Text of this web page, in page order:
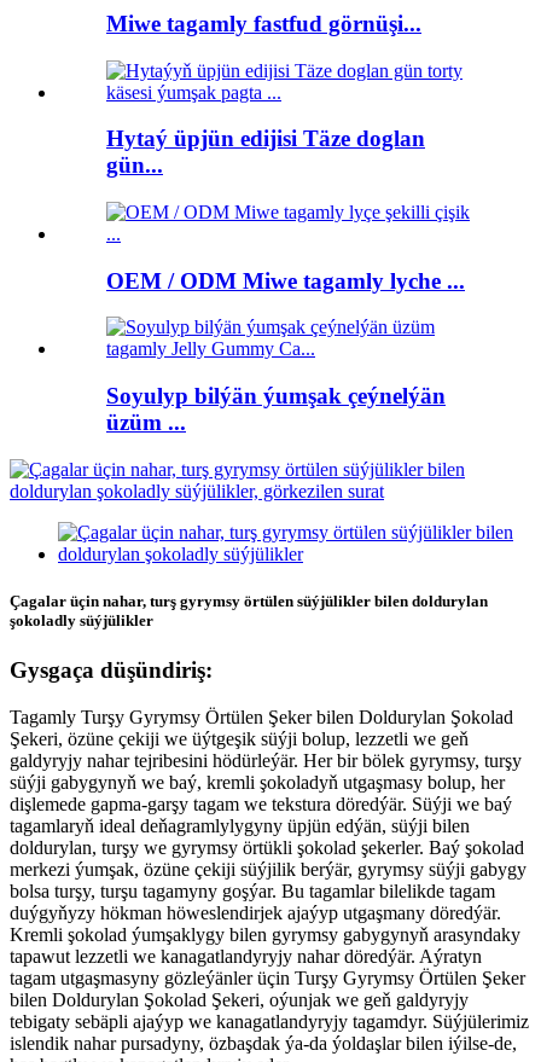
Miwe tagamly fastfud görnüşi...
Hytaý üpjün edijisi Täze doglan
gün...
OEM / ODM Miwe tagamly lyche ...
Soyulyp bilýän ýumşak çeýnelýän
üzüm ...
Çagalar üçin nahar, turş gyrymsy örtülen süýjülikler bilen doldurylan
şokoladly süýjülikler
Gysgaça düşündiriş:
Tagamly Turşy Gyrymsy Örtülen Şeker bilen Doldurylan Şokolad
Şekeri, özüne çekiji we üýtgeşik süýji bolup, lezzetli we geň
galdyryjy nahar tejribesini hödürleýär. Her bir bölek gyrymsy, turşy
süýji gabygynyň we baý, kremli şokoladyň utgaşmasy bolup, her
dişlemede gapma-garşy tagam we tekstura döredýär. Süýji we baý
tagamlaryň ideal deňagramlylygyny üpjün edýän, süýji bilen
doldurylan, turşy we gyrymsy örtükli şokolad şekerler. Baý şokolad
merkezi ýumşak, özüne çekiji süýjilik berýär, gyrymsy süýji gabygy
bolsa turşy, turşu tagamyny goşýar. Bu tagamlar bilelikde tagam
duýgyňyzy hökman höweslendirjek ajaýyp utgaşmany döredýär.
Kremli şokolad ýumşaklygy bilen gyrymsy gabygynyň arasyndaky
tapawut lezzetli we kanagatlandyryjy nahar döredýär. Aýratyn
tagam utgaşmasyny gözleýänler üçin Turşy Gyrymsy Örtülen Şeker
bilen Doldurylan Şokolad Şekeri, oýunjak we geň galdyryjy
tebigaty sebäpli ajaýyp we kanagatlandyryjy tagamdyr. Süýjülerimiz
islendik nahar pursadyny, özbaşdak ýa-da ýoldaşlar bilen iýilse-de,